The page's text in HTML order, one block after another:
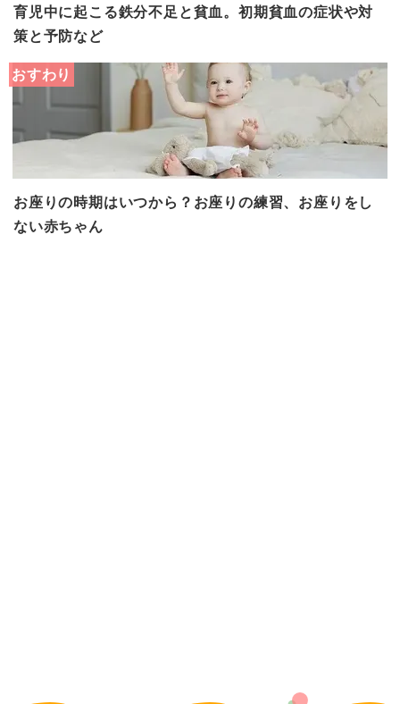
育児中に起こる鉄分不足と貧血。初期貧血の症状や対
策と予防など
おすわり
お座りの時期はいつから？お座りの練習、お座りをし
ない赤ちゃん